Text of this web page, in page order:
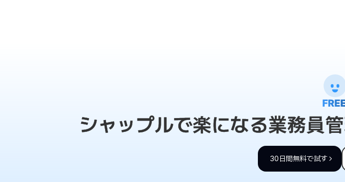
シャップルで楽になる業務員
30日間無料で試す